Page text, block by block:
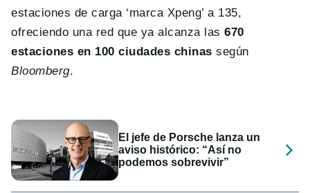
estaciones de carga ‘marca Xpeng’ a 135,
ofreciendo una red que ya alcanza las 670
estaciones en 100 ciudades chinas según
Bloomberg.
El jefe de Porsche lanza un
aviso histórico: “Así no
podemos sobrevivir”